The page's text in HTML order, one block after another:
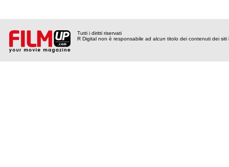
Tutti i diritti riservati
R Digital non è responsabile ad alcun titolo dei contenuti dei siti